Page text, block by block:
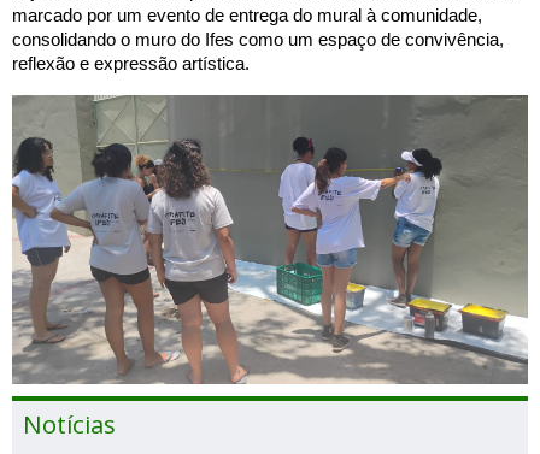
marcado por um evento de entrega do mural à comunidade,
consolidando o muro do Ifes como um espaço de convivência,
reflexão e expressão artística.
Notícias